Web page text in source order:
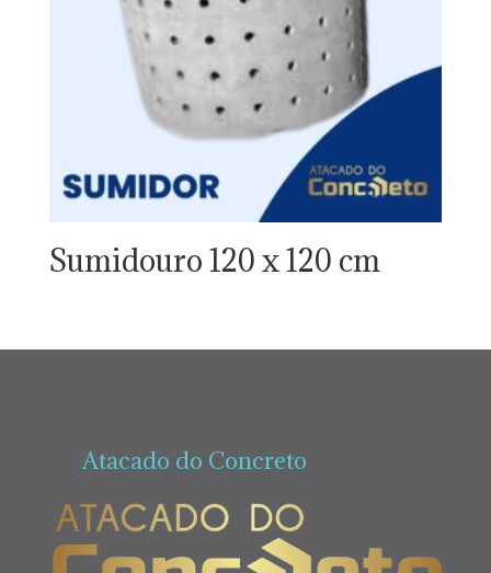
Sumidouro 120 x 120 cm
Atacado do Concreto